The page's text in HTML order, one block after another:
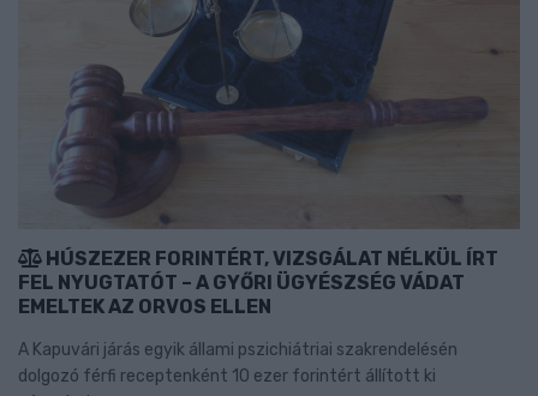
HÚSZEZER FORINTÉRT, VIZSGÁLAT NÉLKÜL ÍRT
FEL NYUGTATÓT – A GYŐRI ÜGYÉSZSÉG VÁDAT
EMELTEK AZ ORVOS ELLEN
A Kapuvári járás egyik állami pszichiátriai szakrendelésén
dolgozó férfi receptenként 10 ezer forintért állított ki